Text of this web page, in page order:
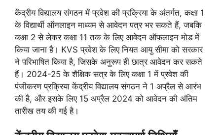
केंद्रीय विद्यालय संगठन में प्रवेश की प्रक्रिया के अंतर्गत, कक्षा 1
के विद्यार्थी ऑनलाइन माध्यम से आवेदन पत्र भर सकते हैं, जबकि
कक्षा 2 से लेकर कक्षा 11 तक के लिए आवेदन ऑफलाइन मोड में
किया जाना है। KVS प्रवेश के लिए नियत आयु सीमा को सरकार
ने परिभाषित किया है, जिसके अनुरूप ही छात्र आवेदन कर सकते
हैं। 2024-25 के शैक्षिक सत्र के लिए कक्षा 1 में प्रवेश की
पंजीकरण प्रक्रिया केंद्रीय विद्यालय संगठन ने 1 अप्रैल से आरंभ
की है, और इसके लिए 15 अप्रैल 2024 को आवेदन की अंतिम
तारीख तय की गई है।